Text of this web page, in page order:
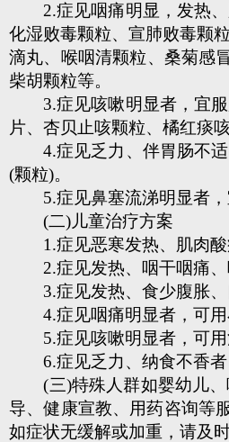
2.症见咽痛明显，发热、
化湿败毒颗粒、宣肺败毒颗
滴丸、喉咽清颗粒、桑菊感
柴胡颗粒等。
3.症见咳嗽明显者，宜服
片、杏贝止咳颗粒、橘红痰
4.症见乏力、伴胃肠不适
(颗粒)。
5.症见鼻塞流涕明显者，
(二)儿童治疗方案
1.症见恶寒发热、肌肉酸
2.症见发热、咽干咽痛、
3.症见发热、食少腹胀、
4.症见咽痛明显者，可用
5.症见咳嗽明显者，可用
6.症见乏力、纳食不香者
(三)特殊人群如婴幼儿、
导、健康宣教、用药咨询等
如症状无缓解或加重，请及